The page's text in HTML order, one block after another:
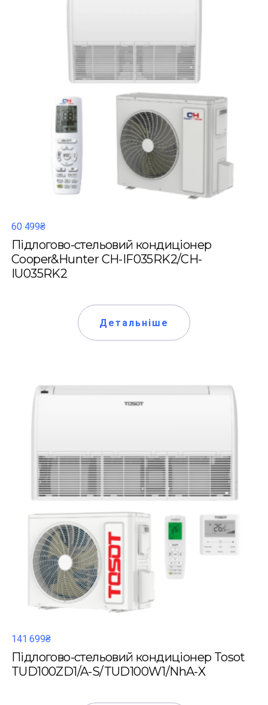
60 499₴
Підлогово-стельовий кондиціонер
Cooper&Hunter CH-IF035RK2/CH-
IU035RK2
Детальніше
141 699₴
Підлогово-стельовий кондиціонер Tosot
TUD100ZD1/A-S/TUD100W1/NhA-X